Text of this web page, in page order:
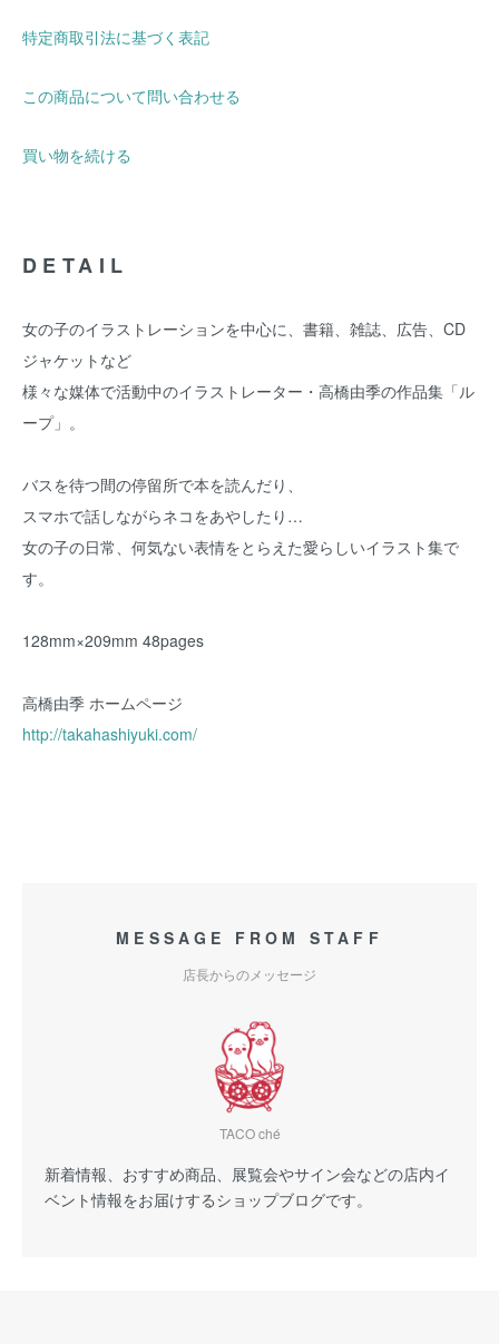
特定商取引法に基づく表記
この商品について問い合わせる
買い物を続ける
DETAIL
女の子のイラストレーションを中心に、書籍、雑誌、広告、CD
ジャケットなど
様々な媒体で活動中のイラストレーター・高橋由季の作品集「ル
ープ」。
バスを待つ間の停留所で本を読んだり、
スマホで話しながらネコをあやしたり…
女の子の日常、何気ない表情をとらえた愛らしいイラスト集で
す。
128mm×209mm 48pages
高橋由季 ホームページ
http://takahashiyuki.com/
MESSAGE FROM STAFF
店長からのメッセージ
TACO ché
新着情報、おすすめ商品、展覧会やサイン会などの店内イ
ベント情報をお届けするショップブログです。